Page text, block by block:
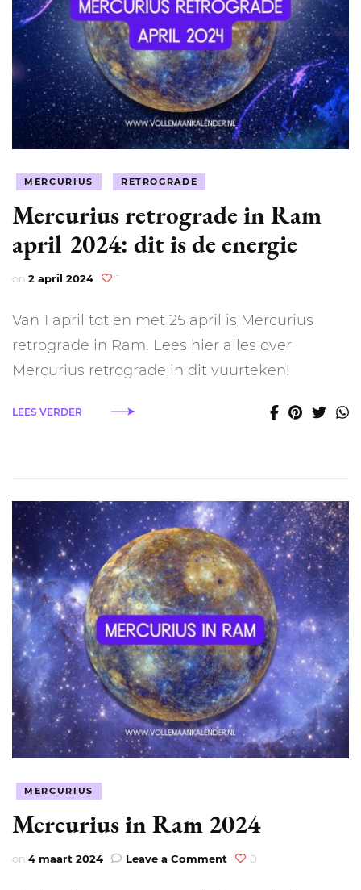
MERCURIUS RETROGRADE
Mercurius retrograde in Ram
april 2024: dit is de energie
on 2 april 2024 1
Van 1 april tot en met 25 april is Mercurius
retrograde in Ram. Lees hier alles over
Mercurius retrograde in dit vuurteken!
LEES VERDER
MERCURIUS
Mercurius in Ram 2024
on 4 maart 2024 Leave a Comment on
0